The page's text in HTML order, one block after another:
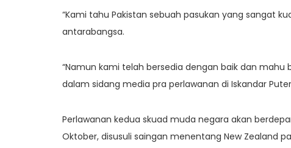
“Kami tahu Pakistan sebuah pasukan yang sangat
antarabangsa.
“Namun kami telah bersedia dengan baik dan
dalam sidang media pra perlawanan di Iskandar
Perlawanan kedua skuad muda negara akan
Oktober, disusuli saingan menentang New Zealand